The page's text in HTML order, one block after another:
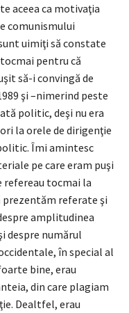
aceea ca motivaţia
comunismului
uimiţi să constate
pentru că
să-i convingă de
şi –nimerind peste
politic, deşi nu era
la orele de dirigenţie
Îmi amintesc
pe care eram puşi
refereau tocmai la
prezentăm referate şi
amplitudinea
despre numărul
în special al
bine, erau
din care plagiam
Dealtfel, erau